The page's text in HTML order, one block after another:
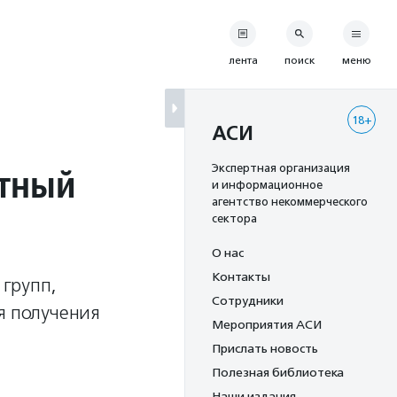
получения
лента поиск меню
18+
АСИ
Экспертная организация
и информационное
агентство некоммерческого
сектора
О нас
Контакты
Сотрудники
Мероприятия АСИ
Прислать новость
Полезная библиотека